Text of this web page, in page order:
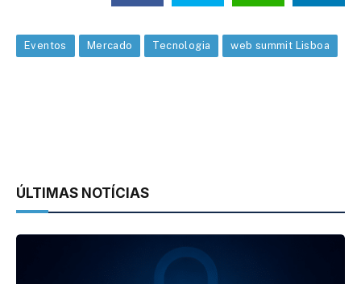
Eventos Mercado Tecnologia web summit Lisboa
ÚLTIMAS NOTÍCIAS